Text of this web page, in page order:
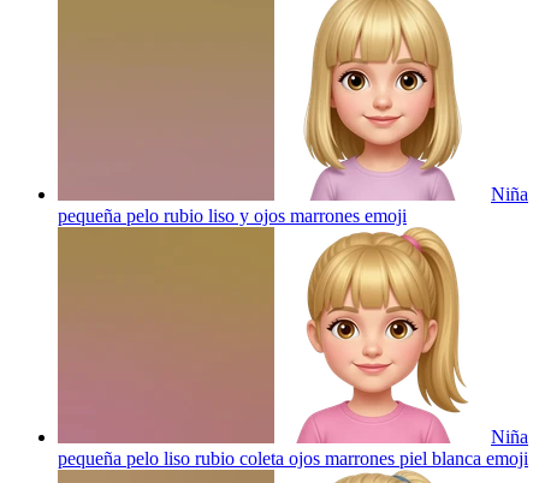
Niña
pequeña pelo rubio liso y ojos marrones emoji
Niña
pequeña pelo liso rubio coleta ojos marrones piel blanca emoji